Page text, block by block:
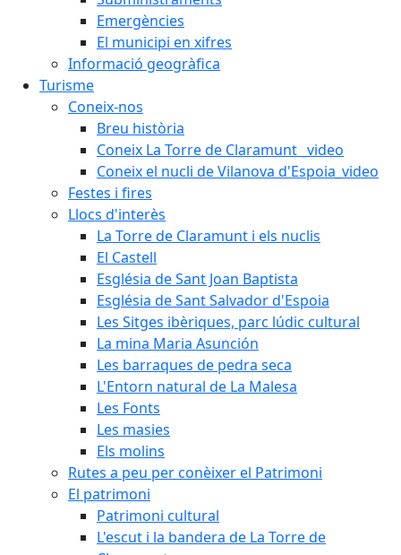
Emergències
El municipi en xifres
Informació geogràfica
Turisme
Coneix-nos
Breu història
Coneix La Torre de Claramunt _video
Coneix el nucli de Vilanova d'Espoia_video
Festes i fires
Llocs d'interès
La Torre de Claramunt i els nuclis
El Castell
Església de Sant Joan Baptista
Església de Sant Salvador d'Espoia
Les Sitges ibèriques, parc lúdic cultural
La mina Maria Asunción
Les barraques de pedra seca
L'Entorn natural de La Malesa
Les Fonts
Les masies
Els molins
Rutes a peu per conèixer el Patrimoni
El patrimoni
Patrimoni cultural
L'escut i la bandera de La Torre de